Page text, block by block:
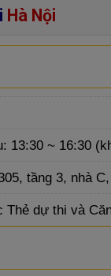
Hà Nội
13:30 ~ 16:30
tầng 3, nhà
Thẻ dự thi và